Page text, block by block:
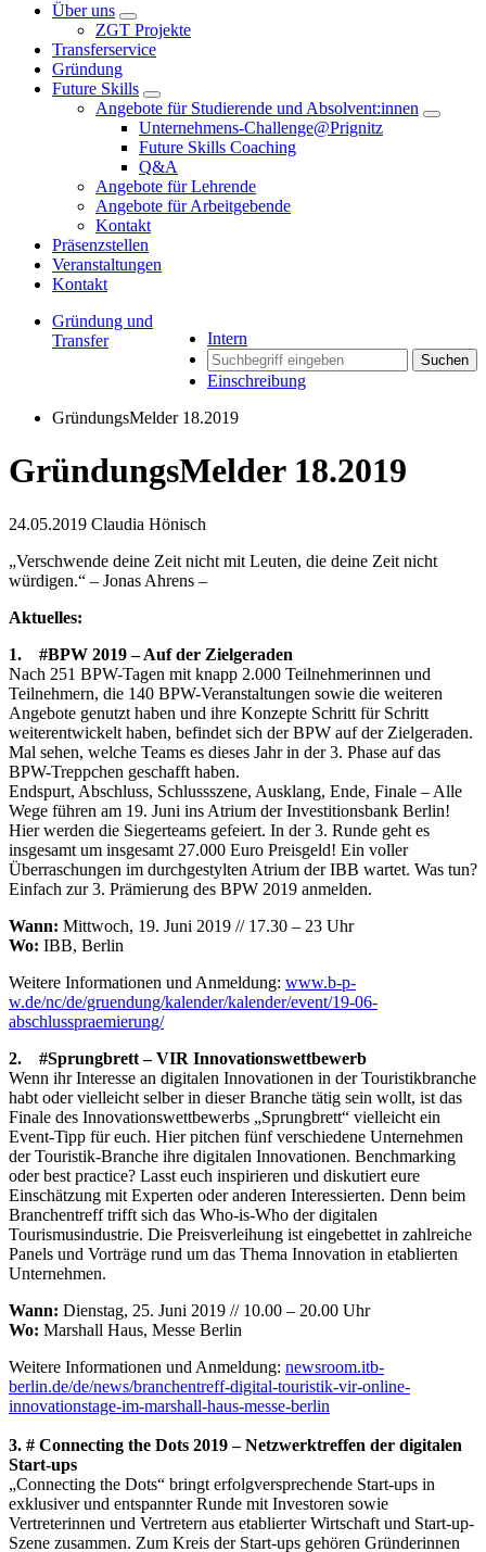
Über uns
ZGT Projekte
Transferservice
Gründung
Future Skills
Angebote für Studierende und Absolvent:innen
Unternehmens-Challenge@Prignitz
Future Skills Coaching
Q&A
Angebote für Lehrende
Angebote für Arbeitgebende
Kontakt
Präsenzstellen
Veranstaltungen
Kontakt
Intern
Suchen
Einschreibung
Gründung und
Transfer
GründungsMelder 18.2019
GründungsMelder 18.2019
24.05.2019 Claudia Hönisch
„Verschwende deine Zeit nicht mit Leuten, die deine Zeit nicht
würdigen.“ – Jonas Ahrens –
Aktuelles:
1. #BPW 2019 – Auf der Zielgeraden
Nach 251 BPW-Tagen mit knapp 2.000 Teilnehmerinnen und
Teilnehmern, die 140 BPW-Veranstaltungen sowie die weiteren
Angebote genutzt haben und ihre Konzepte Schritt für Schritt
weiterentwickelt haben, befindet sich der BPW auf der Zielgeraden.
Mal sehen, welche Teams es dieses Jahr in der 3. Phase auf das
BPW-Treppchen geschafft haben.
Endspurt, Abschluss, Schlussszene, Ausklang, Ende, Finale – Alle
Wege führen am 19. Juni ins Atrium der Investitionsbank Berlin!
Hier werden die Siegerteams gefeiert. In der 3. Runde geht es
insgesamt um insgesamt 27.000 Euro Preisgeld! Ein voller
Überraschungen im durchgestylten Atrium der IBB wartet. Was tun?
Einfach zur 3. Prämierung des BPW 2019 anmelden.
Wann: Mittwoch, 19. Juni 2019 // 17.30 – 23 Uhr
Wo: IBB, Berlin
Weitere Informationen und Anmeldung: www.b-p-
w.de/nc/de/gruendung/kalender/kalender/event/19-06-
abschlusspraemierung/
2. #Sprungbrett – VIR Innovationswettbewerb
Wenn ihr Interesse an digitalen Innovationen in der Touristikbranche
habt oder vielleicht selber in dieser Branche tätig sein wollt, ist das
Finale des Innovationswettbewerbs „Sprungbrett“ vielleicht ein
Event-Tipp für euch. Hier pitchen fünf verschiedene Unternehmen
der Touristik-Branche ihre digitalen Innovationen. Benchmarking
oder best practice? Lasst euch inspirieren und diskutiert eure
Einschätzung mit Experten oder anderen Interessierten. Denn beim
Branchentreff trifft sich das Who-is-Who der digitalen
Tourismusindustrie. Die Preisverleihung ist eingebettet in zahlreiche
Panels und Vorträge rund um das Thema Innovation in etablierten
Unternehmen.
Wann: Dienstag, 25. Juni 2019 // 10.00 – 20.00 Uhr
Wo: Marshall Haus, Messe Berlin
Weitere Informationen und Anmeldung: newsroom.itb-
berlin.de/de/news/branchentreff-digital-touristik-vir-online-
innovationstage-im-marshall-haus-messe-berlin
3. # Connecting the Dots 2019 – Netzwerktreffen der digitalen
Start-ups
„Connecting the Dots“ bringt erfolgversprechende Start-ups in
exklusiver und entspannter Runde mit Investoren sowie
Vertreterinnen und Vertretern aus etablierter Wirtschaft und Start-up-
Szene zusammen. Zum Kreis der Start-ups gehören Gründerinnen